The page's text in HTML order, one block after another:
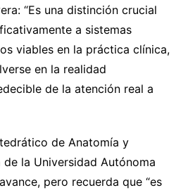
“Es una distinción crucial
a sistemas
viables en la práctica clínica,
en la realidad
de la atención real a
de Anatomía y
la Universidad Autónoma
pero recuerda que “es